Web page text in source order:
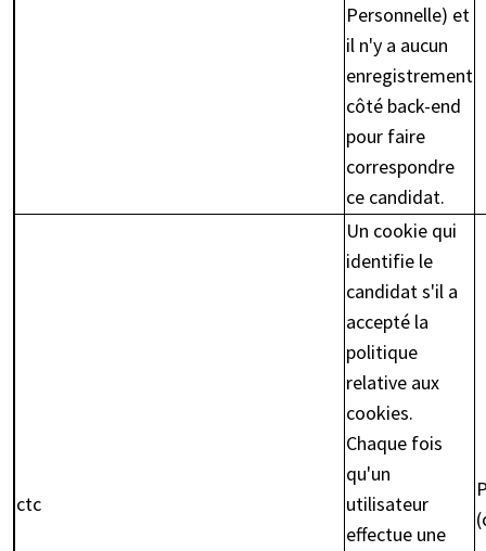
Personnelle) et
il n'y a aucun
enregistrement
côté back-end
pour faire
correspondre
ce candidat.
ctc
Un cookie qui
identifie le
candidat s'il a
accepté la
politique
relative aux
cookies.
Chaque fois
qu'un
utilisateur
effectue une